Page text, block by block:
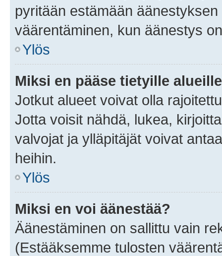
pyritään estämään
väärentäminen, kun äänestys
Ylös
Miksi en pääse tietyille
Jotkut alueet voivat olla
Jotta voisit nähdä, lukea,
valvojat ja ylläpitäjät voivat
heihin.
Ylös
Miksi en voi äänestää?
Äänestäminen on sallittu vain
(Estääksemme tulosten